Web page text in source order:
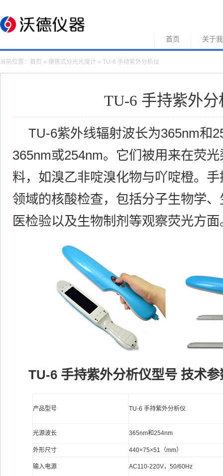
首页 关于
当前位置： 首页 » 便携式分光光度计 » TU-6 手持紫外分析仪
TU-6 手持紫外分
TU-6紫外线辐射波长为365nm和
365nm或254nm。它们被用来在荧
料，如溴乙非啶溴化物与吖啶橙。
领域的核酸检查，包括分子生物学
医检验以及生物制剂等观察荧光方面
TU-6 手持紫外分析仪型号 技术参
产品型号 TU-6 手持紫外分析仪
光源波长 365nm和254nm
外形尺寸 440×75×51（mm）
输入电源 AC110-220V，50/60Hz